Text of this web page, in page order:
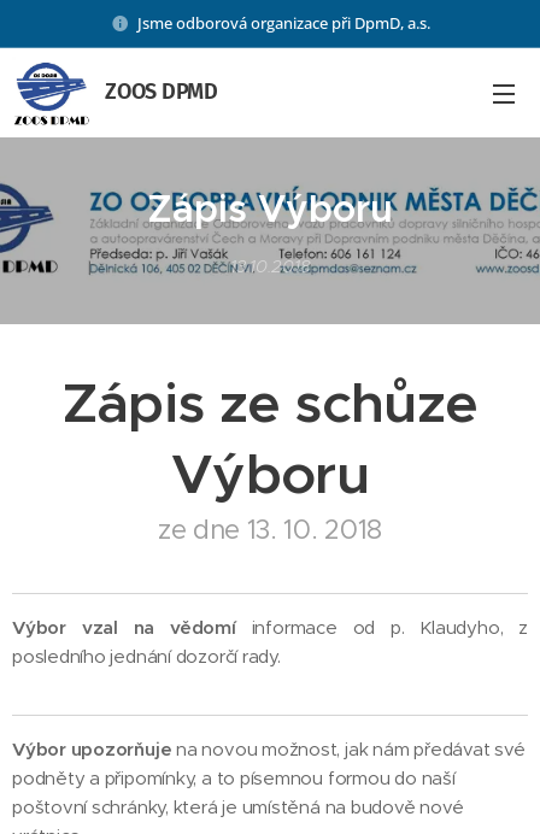
Jsme odborová organizace při DpmD, a.s.
ZOOS DPMD
Zápis Výboru
13.10.2018
Zápis ze schůze
Výboru
ze dne 13. 10. 2018
Výbor vzal na vědomíinformace od p. Klaudyho, z
posledního jednání dozorčí rady.
Výbor upozorňujena novou možnost, jak nám předávat své
podněty a připomínky, a to písemnou formou do naší
poštovní schránky, která je umístěná na budově nové